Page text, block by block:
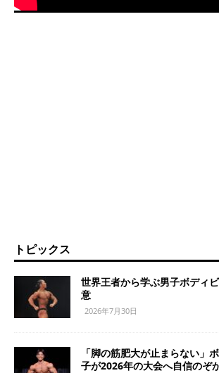
トピックス
世界王者から学ぶ男子ボディ
意
2026年7月30日
「脚の筋肥大が止まらない」
子が2026年の大会へ自信のぞ